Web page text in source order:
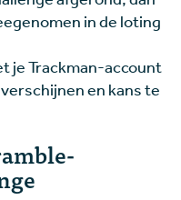
in de loting
je Trackman-account
en kans te